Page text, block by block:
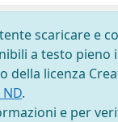
scaricare e
a testo pieno
della licenza
ND.
e per